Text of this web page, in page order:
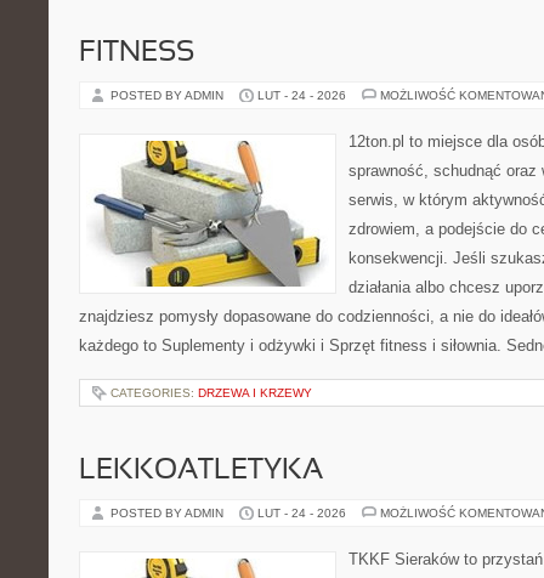
FITNESS
POSTED BY ADMIN LUT - 24 - 2026 MOŻLIWOŚĆ
12ton.pl to miejsce dla
sprawność, schudnąć oraz
serwis, w którym
zdrowiem, a podejście do
konsekwencji. Jeśli
działania albo chcesz
znajdziesz pomysły dopasowane do codzienności, a nie do
każdego to Suplementy i odżywki i Sprzęt fitness i siłownia.
CATEGORIES: DRZEWA I KRZEWY
LEKKOATLETYKA
POSTED BY ADMIN LUT - 24 - 2026 MOŻLIWOŚĆ
TKKF Sieraków to